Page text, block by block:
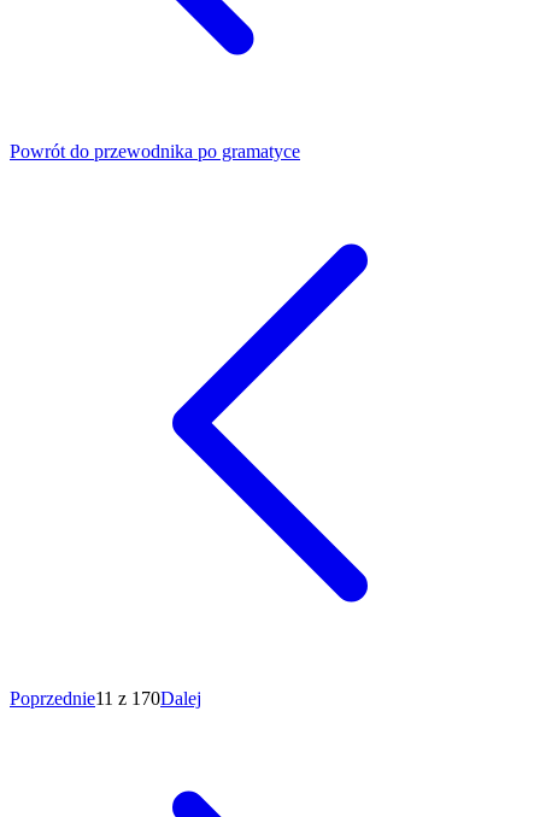
Powrót do przewodnika po gramatyce
Poprzednie11 z 170Dalej